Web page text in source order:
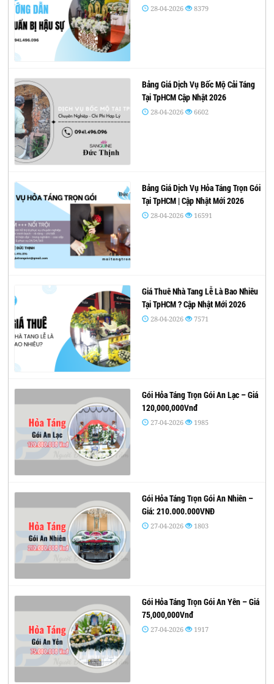
28-04-2026 8379
Bảng Giá Dịch Vụ Bốc Mộ Cải Táng
Tại TpHCM Cập Nhật 2026
28-04-2026 6602
Bảng Giá Dịch Vụ Hỏa Táng Trọn Gói
Tại TpHCM | Cập Nhật Mới 2026
28-04-2026 16591
Giá Thuê Nhà Tang Lễ Là Bao Nhiêu
Tại TpHCM ? Cập Nhật Mới 2026
28-04-2026 7571
Gói Hỏa Táng Trọn Gói An Lạc – Giá
120,000,000Vnđ
27-04-2026 1985
Gói Hỏa Táng Trọn Gói An Nhiên –
Giá: 210.000.000VNĐ
27-04-2026 1803
Gói Hỏa Táng Trọn Gói An Yên – Giá
75,000,000Vnđ
27-04-2026 1917